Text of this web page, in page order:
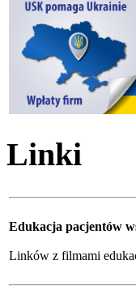
Linki
Edukacja pacjentów
Linków z filmami